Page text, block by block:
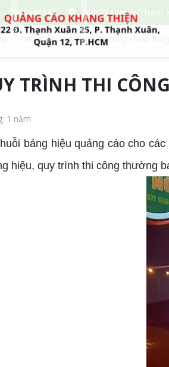
- 0903966541 280/22 Đường Thạnh
Tin tức Quy trình thi công chuỗi
TRÌNH THI
1 năm
bảng hiệu quảng cáo cho
hiệu, quy trình thi công thường